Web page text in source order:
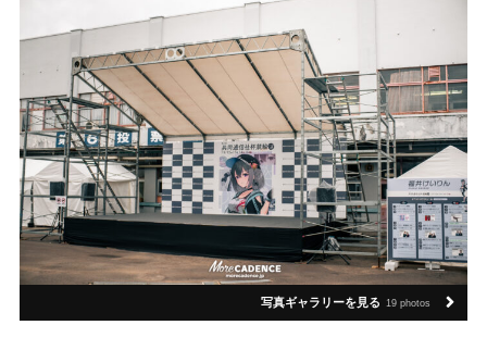
写真ギャラリーを見る 19 photos